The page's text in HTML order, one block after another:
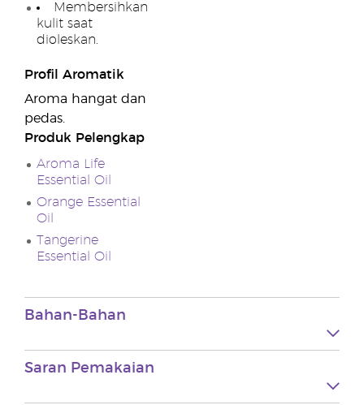
Membersihkan
kulit saat
dioleskan.
Profil Aromatik
Aroma hangat dan
pedas.
Produk Pelengkap
Aroma Life
Essential Oil
Orange Essential
Oil
Tangerine
Essential Oil
Bahan-Bahan
Saran Pemakaian